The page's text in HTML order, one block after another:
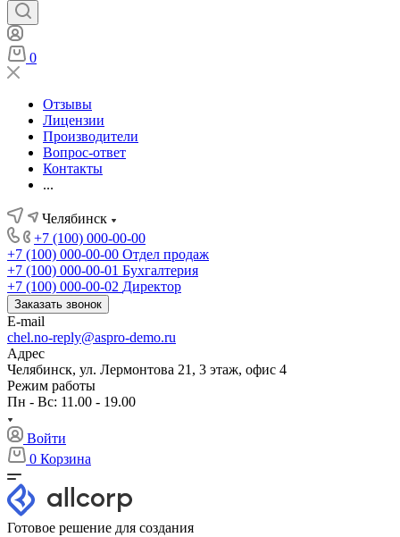
0
Отзывы
Лицензии
Производители
Вопрос-ответ
Контакты
...
Челябинск
+7 (100) 000-00-00
+7 (100) 000-00-00 Отдел продаж
+7 (100) 000-00-01 Бухгалтерия
+7 (100) 000-00-02 Директор
Заказать звонок
E-mail
chel.no-reply@aspro-demo.ru
Адрес
Челябинск, ул. Лермонтова 21, 3 этаж, офис 4
Режим работы
Пн - Вс: 11.00 - 19.00
Войти
0 Корзина
Готовое решение для создания